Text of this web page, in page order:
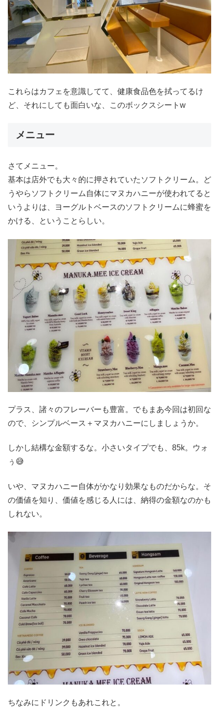
これらはカフェを意識してて、健康食品色を拭ってるけ
ど、それにしても面白いな、このボックスシートw
メニュー
さてメニュー。
基本は店外でも大々的に押されていたソフトクリーム。ど
うやらソフトクリーム自体にマヌカハニーが使われてると
いうよりは、ヨーグルトベースのソフトクリームに蜂蜜を
かける、ということらしい。
プラス、諸々のフレーバーも豊富。でもまあ今回は初回な
ので、シンプルベース＋マヌカハニーにしましょうか。
しかし結構な金額するな。小さいタイプでも、85k。ウォ
ぅ😅
いや、マヌカハニー自体がかなり効果なものだからな。そ
の価値を知り、価値を感じる人には、納得の金額なのかも
しれない。
ちなみにドリンクもあれこれと。